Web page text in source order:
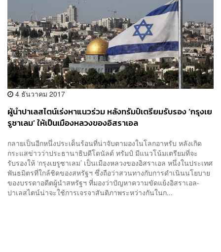
4 ธันวาคม 2017
ผู้นำปาเลสไตน์เร่งหาแนวร่วม หลังทรัมป์เตรียมรับรอง ‘กรุงเย
รูซาเลม’ ให้เป็นเมืองหลวงของอิสราเอล
กลายเป็นอีกหนึ่งประเด็นร้อนที่น่าจับตามองในโลกอาหรับ หลังเกิด
กระแสข่าวว่าประธานาธิบดีโดนัลด์ ทรัมป์ มีแนวโน้มเตรียมที่จะ
รับรองให้ ‘กรุงเยรูซาเลม’ เป็นเมืองหลวงของอิสราเอล หนึ่งในประเทศ
พันธมิตรที่ใกล้ชิดของสหรัฐฯ ซึ่งถือว่าสวนทางกับการดำเนินนโยบาย
ของบรรดาอดีตผู้นำสหรัฐฯ ที่มองว่าปัญหาความขัดแย้งอิสราเอล-
ปาเลสไตน์น่าจะใช้การเจรจาสันติภาพระหว่างกันในก...